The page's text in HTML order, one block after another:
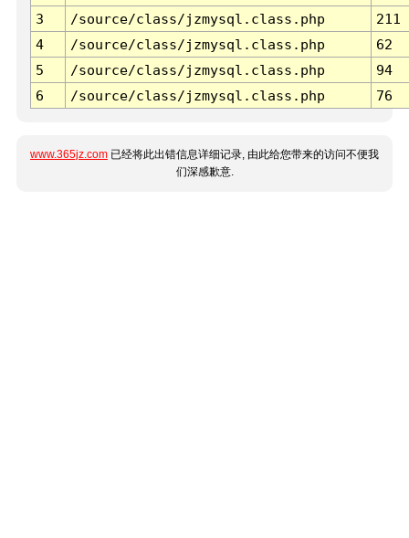
3 /source/class/jzmysql.class.php
211
4
/source/class/jzmysql.class.php
62
5
/source/class/jzmysql.class.php
94
6
/source/class/jzmysql.class.php 76
www.365jz.com 已经将此出错信息详细记录, 由此给您带来的访问不便我
们深感歉意.